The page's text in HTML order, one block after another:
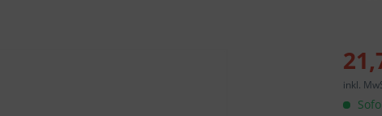
inkl.